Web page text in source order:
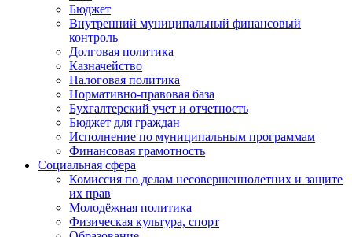
Бюджет
Внутренний муниципальный финансовый
контроль
Долговая политика
Казначейство
Налоговая политика
Нормативно-правовая база
Бухгалтерский учет и отчетность
Бюджет для граждан
Исполнение по муниципальным программам
Финансовая грамотность
Социальная сфера
Комиссия по делам несовершеннолетних и защите
их прав
Молодёжная политика
Физическая культура, спорт